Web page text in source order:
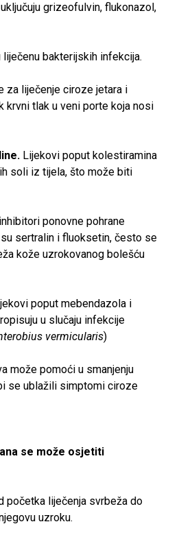
grizeofulvin, flukonazol,
liječenu bakterijskih infekcija.
za liječenje ciroze jetara i
krvni tlak u veni porte koja nosi
Lijekovi poput kolestiramina
soli iz tijela, što može biti
ponovne pohrane
sertralin i fluoksetin, često se
kože uzrokovanog bolešću
poput mebendazola i
u slučaju infekcije
vermicularis)
može pomoći u smanjenju
se ublažili simptomi ciroze
se može osjetiti
početka liječenja svrbeža do
uzroku.